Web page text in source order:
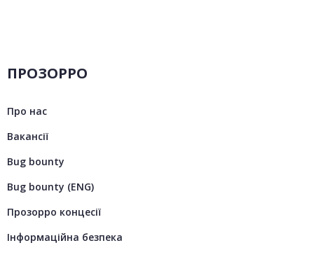
ПРОЗОРРО
Про нас
Вакансії
Bug bounty
Bug bounty (ENG)
Прозорро концесії
Інформаційна безпека